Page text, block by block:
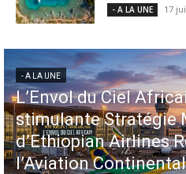
- A LA UNE 17
- A LA UNE
Aéroports US :
injectent 870
dans 339 projets,
Miami en tête